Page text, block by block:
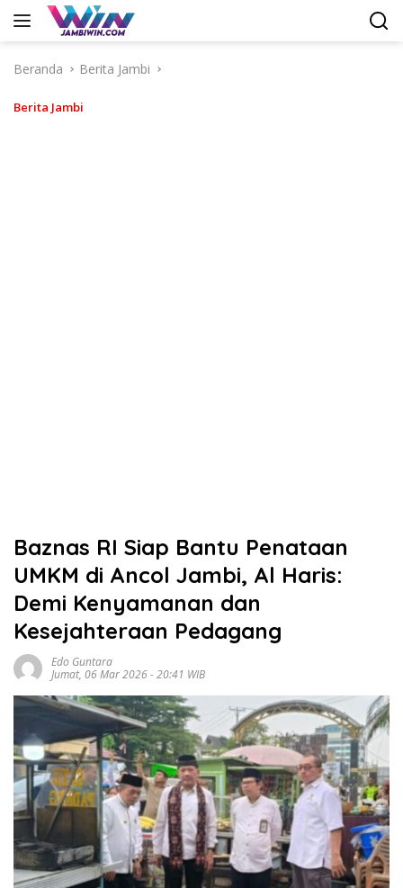
Langsung
Beranda
Berita Jambi
Berita Jambi
Baznas RI Siap Bantu Penataan
UMKM di Ancol Jambi, Al Haris:
Demi Kenyamanan dan
Kesejahteraan Pedagang
Edo Guntara
Jumat, 06 Mar 2026 - 20:41 WIB